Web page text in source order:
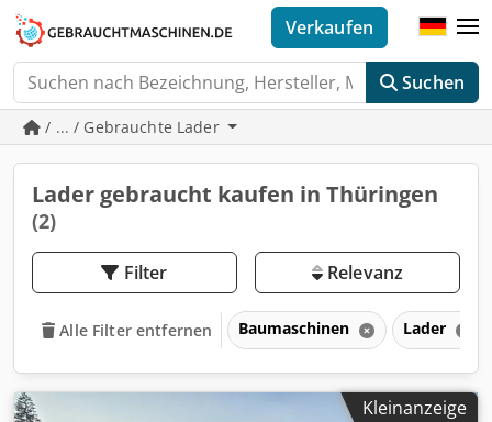
Suchen
Verkaufen
/ ... / Gebrauchte Lader
Lader gebraucht kaufen in Thüringen
(2)
Filter Relevanz
Alle Filter entfernen Baumaschinen Lader
Kleinanzeige